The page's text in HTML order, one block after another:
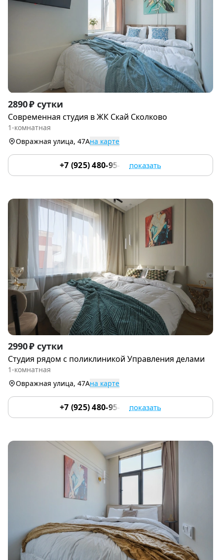
Item
1
of
9
2890 ₽ сутки
Современная студия в ЖК Скай Сколково
1-комнатная
Овражная улица, 47Ана карте
+7 (925) 480-95-17 показать
Item
1
of
2990 ₽ сутки
Студия рядoм с поликлиникой Управления делами
1-комнатная
Овражная улица, 47Ана карте
+7 (925) 480-95-17 показать